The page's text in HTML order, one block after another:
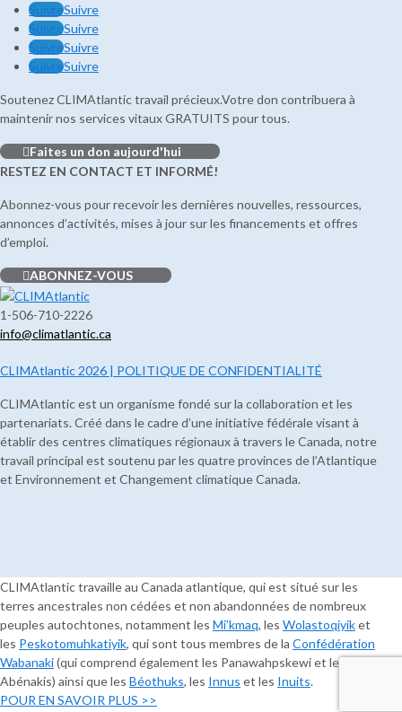
SuivreSuivre
SuivreSuivre
SuivreSuivre
SuivreSuivre
Soutenez CLIMAtlantic travail précieux.Votre don contribuera à
maintenir nos services vitaux GRATUITS pour tous.
Faites un don aujourd'hui
RESTEZ EN CONTACT ET INFORMÉ!
Abonnez-vous pour recevoir les dernières nouvelles, ressources,
annonces d’activités, mises à jour sur les financements et offres
d’emploi.
ABONNEZ-VOUS
1-506-710-2226
info@climatlantic.ca
CLIMAtlantic 2026 | POLITIQUE DE CONFIDENTIALITÉ
CLIMAtlantic est un organisme fondé sur la collaboration et les
partenariats. Créé dans le cadre d’une initiative fédérale visant à
établir des centres climatiques régionaux à travers le Canada, notre
travail principal est soutenu par les quatre provinces de l’Atlantique
et Environnement et Changement climatique Canada.
CLIMAtlantic travaille au Canada atlantique, qui est situé sur les
terres ancestrales non cédées et non abandonnées de nombreux
peuples autochtones, notamment les Mi’kmaq, les Wolastoqiyiket
les Peskotomuhkatiyik, qui sont tous membres de la Confédération
Wabanaki(qui comprend également les Panawahpskewi et les
Abénakis) ainsi que les Béothuks, les Innus et les Inuits.
POUR EN SAVOIR PLUS >>